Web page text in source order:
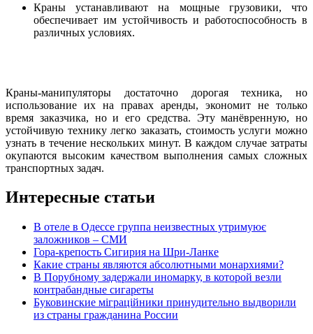
Краны устанавливают на мощные грузовики, что
обеспечивает им устойчивость и работоспособность в
различных условиях.
Краны-манипуляторы достаточно дорогая техника, но
использование их на правах аренды, экономит не только
время заказчика, но и его средства. Эту манёвренную, но
устойчивую технику легко заказать, стоимость услуги можно
узнать в течение нескольких минут. В каждом случае затраты
окупаются высоким качеством выполнения самых сложных
транспортных задач.
Интересные статьи
В отеле в Одессе группа неизвестных утримуює
заложников – СМИ
Гора-крепость Cигирия на Шри-Ланке
Какие страны являются абсолютными монархиями?
В Порубному задержали иномарку, в которой везли
контрабандные сигареты
Буковинские міграційники принудительно выдворили
из страны гражданина России